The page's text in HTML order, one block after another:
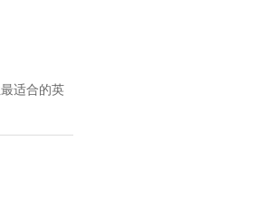
适合的英